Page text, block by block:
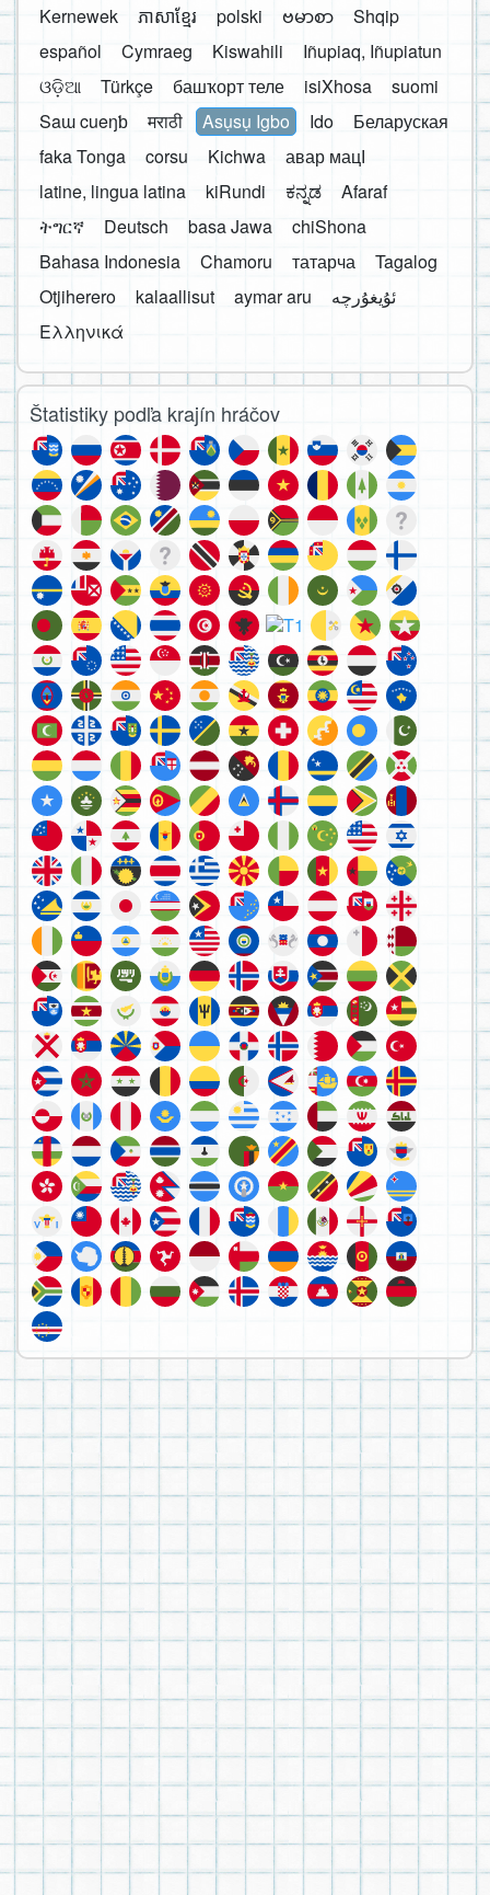
Kernewek
ភាសាខ្មែរ polski ဗမာစာ
Shqip
español
Cymraeg Kiswahili
Iñupiaq, Iñupiatun
ଓଡ଼ିଆ
Türkçe башҡорт теле isiXhosa
suomi
Saɯ cueŋƅ
मराठी Asụsụ Igbo Ido
Беларуская
faka Tonga
corsu Kichwa
авар мацӀ
latine, lingua latina
kiRundi ಕನ್ನಡ
Afaraf
ትግርኛ
Deutsch basa Jawa
chiShona
Bahasa Indonesia
Chamoru татарча
Tagalog
Otjiherero
kalaallisut aymar aru
Ελληνικά
Štatistiky podľa krajín hráčov